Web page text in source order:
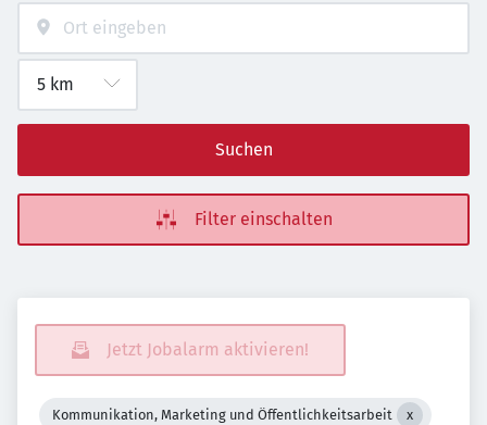
Suchen
Filter einschalten
Jetzt Jobalarm aktivieren!
Kommunikation, Marketing und Öffentlichkeitsarbeit